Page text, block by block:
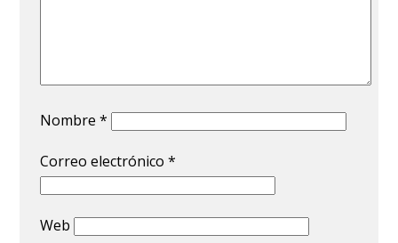
Nombre*
Correo electrónico*
Web